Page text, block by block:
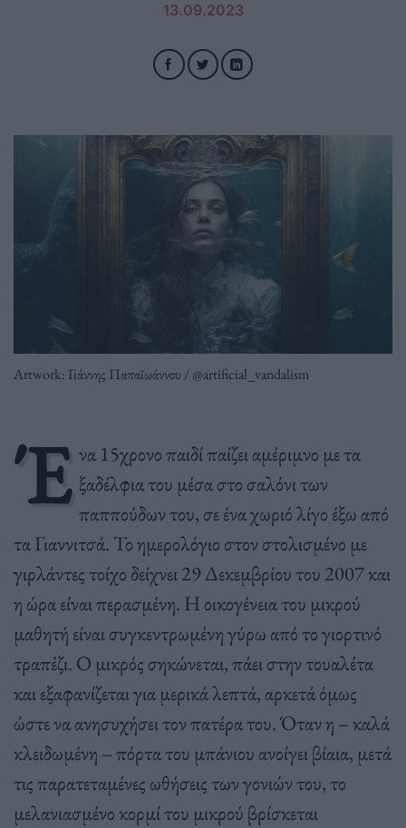
13.09.2023
Artwork: Γιάννης Παπαϊωάννου / @artificial_vandalism
Έ να 15χρονο παιδί παίζει αμέριμνο με τα
ξαδέλφια του μέσα στο σαλόνι των
παππούδων του, σε ένα χωριό λίγο έξω από
τα Γιαννιτσά. Το ημερολόγιο στον στολισμένο με
γιρλάντες τοίχο δείχνει 29 Δεκεμβρίου του 2007 και
η ώρα είναι περασμένη. Η οικογένεια του μικρού
μαθητή είναι συγκεντρωμένη γύρω από το γιορτινό
τραπέζι. Ο μικρός σηκώνεται, πάει στην τουαλέτα
και εξαφανίζεται για μερικά λεπτά, αρκετά όμως
ώστε να ανησυχήσει τον πατέρα του. Όταν η – καλά
κλειδωμένη – πόρτα του μπάνιου ανοίγει βίαια, μετά
τις παρατεταμένες ωθήσεις των γονιών του, το
μελανιασμένο κορμί του μικρού βρίσκεται